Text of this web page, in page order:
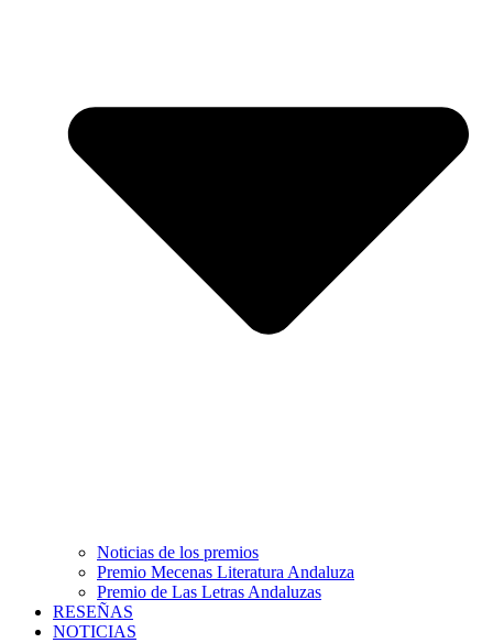
Noticias de los premios
Premio Mecenas Literatura Andaluza
Premio de Las Letras Andaluzas
RESEÑAS
NOTICIAS